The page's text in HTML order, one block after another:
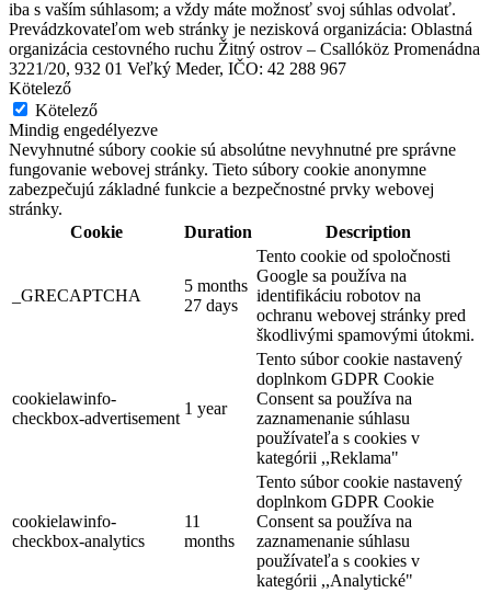
Somorja, Július 17
FesztiválKoncert
POMLÉ Fesztivál
FesztiválGyerekprogramok
iba s vaším súhlasom; a vždy máte možnosť svoj súhlas odvolať.
Prevádzkovateľom web stránky je nezisková organizácia: Oblastná
organizácia cestovného ruchu Žitný ostrov – Csallóköz Promenádna
3221/20, 932 01 Veľký Meder, IČO: 42 288 967
Kötelező
Kötelező
Mindig engedélyezve
Nevyhnutné súbory cookie sú absolútne nevyhnutné pre správne
fungovanie webovej stránky. Tieto súbory cookie anonymne
zabezpečujú základné funkcie a bezpečnostné prvky webovej
stránky.
Cookie
Duration Description
_GRECAPTCHA
5 months
27 days
Tento cookie od spoločnosti
Google sa používa na
identifikáciu robotov na
ochranu webovej stránky pred
škodlivými spamovými útokmi.
cookielawinfo-
checkbox-advertisement
1 year
Tento súbor cookie nastavený
doplnkom GDPR Cookie
Consent sa používa na
zaznamenanie súhlasu
používateľa s cookies v
kategórii ,,Reklama"
cookielawinfo-
checkbox-analytics
11
months
Tento súbor cookie nastavený
doplnkom GDPR Cookie
Consent sa používa na
zaznamenanie súhlasu
používateľa s cookies v
kategórii ,,Analytické"